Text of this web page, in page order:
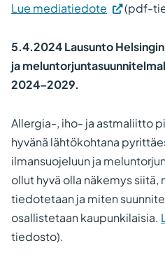
Lue mediatiedote
(pdf-
5.4.2024 Lausunto
ja
2024–2029.
Allergia-, iho- ja astmaliitto
hyvänä lähtökohtana
ilmansuojeluun ja
ollut hyvä olla näkemys siitä,
tiedotetaan ja miten
osallistetaan kaupunkilaisia.
tiedosto).